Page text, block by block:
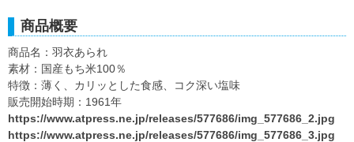
商品概要
商品名：羽衣あられ
素材：国産もち米100％
特徴：薄く、カリッとした食感、コク深い塩味
販売開始時期：1961年
https://www.atpress.ne.jp/releases/577686/img_577686_2.jpg
https://www.atpress.ne.jp/releases/577686/img_577686_3.jpg